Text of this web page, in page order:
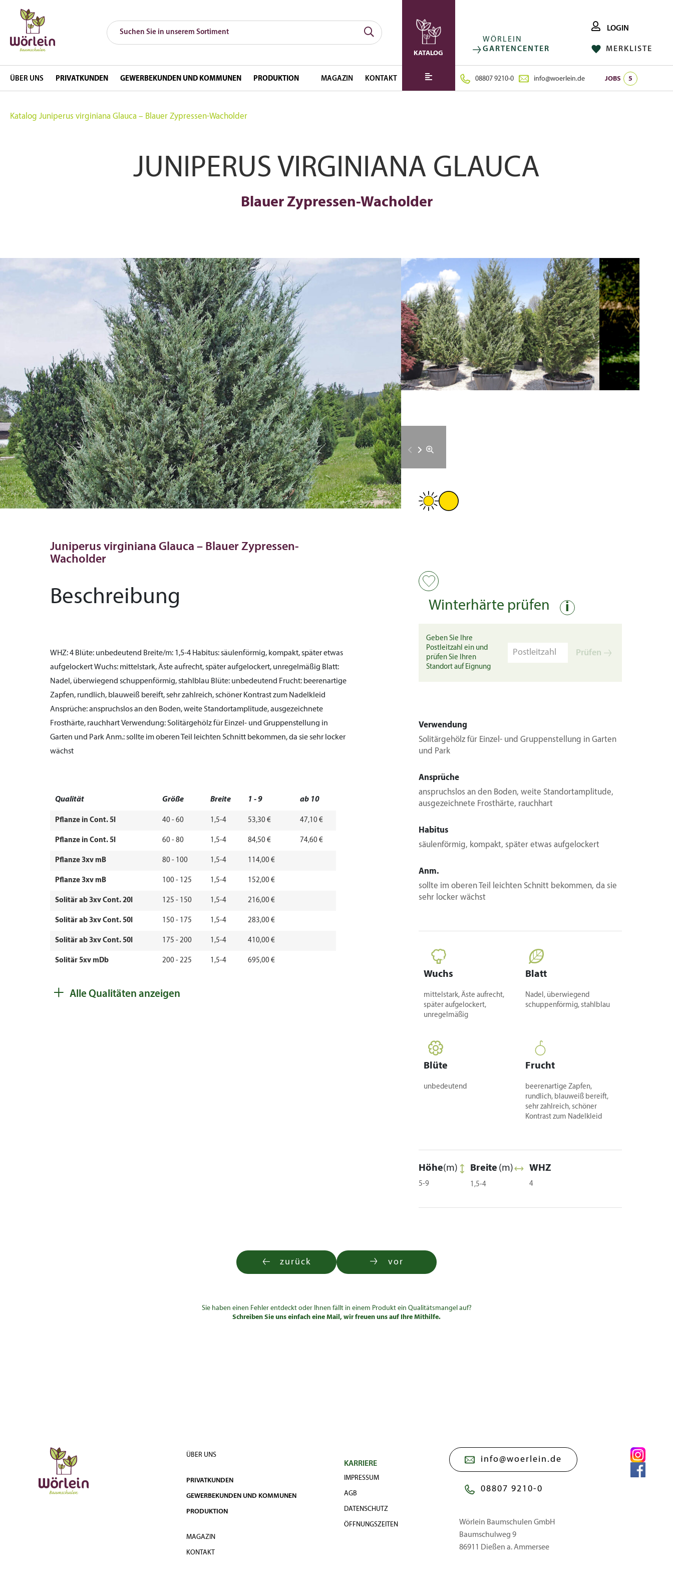
KATALOG
ÜBER UNS PRIVATKUNDEN GEWERBEKUNDEN UND KOMMUNEN PRODUKTION MAGAZIN KONTAKT
WÖRLEIN
GARTENCENTER
LOGIN
MERKLISTE
08807 9210-0 info@woerlein.de JOBS 5
FOLGE UNS AUF: INSTAGRAM FACEBOOK
Katalog Juniperus virginiana Glauca – Blauer Zypressen-Wacholder
JUNIPERUS VIRGINIANA GLAUCA
Blauer Zypressen-Wacholder
Juniperus virginiana Glauca – Blauer Zypressen-
Wacholder
Beschreibung
WHZ:4 Blüte: unbedeutend Breite/m: 1,5-4 Habitus:säulenförmig, kompakt, später etwas
aufgelockertWuchs: mittelstark, Äste aufrecht, später aufgelockert, unregelmäßig Blatt:
Nadel, überwiegend schuppenförmig, stahlblau Blüte: unbedeutend Frucht: beerenartige
Zapfen, rundlich, blauweiß bereift, sehr zahlreich, schöner Kontrast zum Nadelkleid
Ansprüche:anspruchslos an den Boden, weite Standortamplitude, ausgezeichnete
Frosthärte, rauchhartVerwendung:Solitärgehölz für Einzel- und Gruppenstellung in
Garten und ParkAnm.:sollte im oberen Teil leichten Schnitt bekommen, da sie sehr locker
wächst
Qualität Größe Breite 1 - 9 ab 10
Pflanze in Cont. 5l 40 - 60 1,5-4 53,30 € 47,10 €
Pflanze in Cont. 5l 60 - 80 1,5-4 84,50 € 74,60 €
Pflanze 3xv mB 80 - 100 1,5-4 114,00 €
Pflanze 3xv mB 100 - 125 1,5-4 152,00 €
Solitär ab 3xv Cont. 20l 125 - 150 1,5-4 216,00 €
Solitär ab 3xv Cont. 50l 150 - 175 1,5-4 283,00 €
Solitär ab 3xv Cont. 50l 175 - 200 1,5-4 410,00 €
Solitär 5xv mDb 200 - 225 1,5-4 695,00 €
250 - 275
+ Alle Qualitäten anzeigen
Winterhärte prüfen i
Geben Sie Ihre
Postleitzahl ein und
prüfen Sie Ihren
Standort auf Eignung
Prüfen
Verwendung
Solitärgehölz für Einzel- und Gruppenstellung in Garten
und Park
Ansprüche
anspruchslos an den Boden, weite Standortamplitude,
ausgezeichnete Frosthärte, rauchhart
Habitus
säulenförmig, kompakt, später etwas aufgelockert
Anm.
sollte im oberen Teil leichten Schnitt bekommen, da sie
sehr locker wächst
Wuchs
mittelstark, Äste aufrecht,
später aufgelockert,
unregelmäßig
Blatt
Nadel, überwiegend
schuppenförmig, stahlblau
Blüte
unbedeutend
Frucht
beerenartige Zapfen,
rundlich, blauweiß bereift,
sehr zahlreich, schöner
Kontrast zum Nadelkleid
Höhe(m)
5-9
Breite (m)
1,5-4
WHZ
4
zurück vor
Sie haben einen Fehler entdeckt oder Ihnen fällt in einem Produkt ein Qualitätsmangel auf?
Schreiben Sie uns einfach eine Mail, wir freuen uns auf Ihre Mithilfe.
ÜBER UNS
PRIVATKUNDEN
GEWERBEKUNDEN UND KOMMUNEN
PRODUKTION
MAGAZIN
KONTAKT
KARRIERE
IMPRESSUM
AGB
DATENSCHUTZ
ÖFFNUNGSZEITEN
info@woerlein.de
08807 9210-0
Wörlein Baumschulen GmbH
Baumschulweg 9
86911 Dießen a. Ammersee